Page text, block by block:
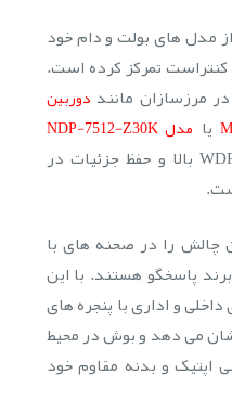
مدل های بولت و دام خود
تمرکز کرده است.
مرزسازان مانند دوربین
یا مدل NDP-7512-Z30K
نگاه کنید، می بینید که روی WDR بالا و حفظ جزئیات در
چالش را در صحنه های با
پاسخگو هستند. با این
و اداری با پنجره های
می دهد و بوش در محیط
اپتیک و بدنه مقاوم خود